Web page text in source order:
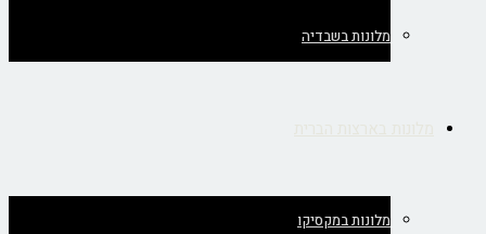
מלונות בשבדיה
מלונות במקסיקו